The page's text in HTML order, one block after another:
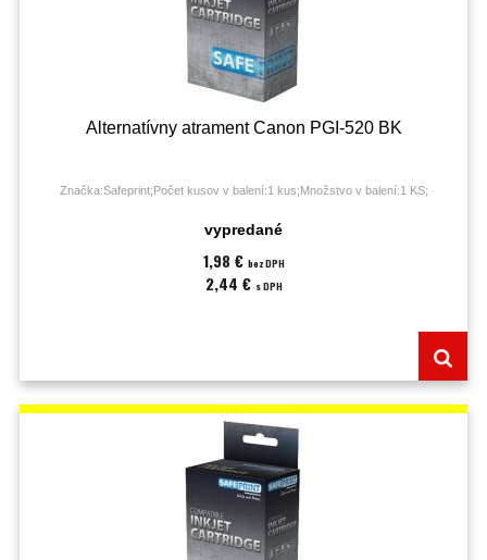
Alternatívny atrament Canon PGI-520 BK
Značka:Safeprint;Počet kusov v balení:1 kus;Množstvo v balení:1 KS;
vypredané
1,98 € bez DPH
2,44 € s DPH